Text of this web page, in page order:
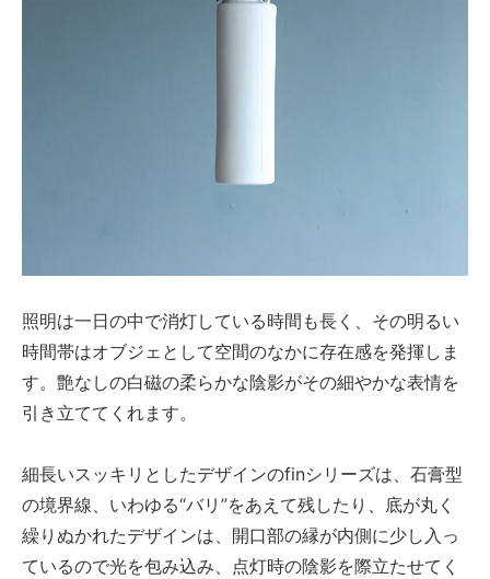
照明は一日の中で消灯している時間も長く、その明るい
時間帯はオブジェとして空間のなかに存在感を発揮しま
す。艶なしの白磁の柔らかな陰影がその細やかな表情を
引き立ててくれます。
細長いスッキリとしたデザインのfinシリーズは、石膏型
の境界線、いわゆる“バリ”をあえて残したり、底が丸く
繰りぬかれたデザインは、開口部の縁が内側に少し入っ
ているので光を包み込み、点灯時の陰影を際立たせてく